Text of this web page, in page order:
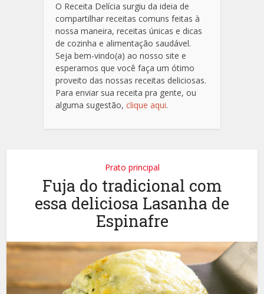
O Receita Delícia surgiu da ideia de
compartilhar receitas comuns feitas à
nossa maneira, receitas únicas e dicas
de cozinha e alimentação saudável.
Seja bem-vindo(a) ao nosso site e
esperamos que você faça um ótimo
proveito das nossas receitas deliciosas.
Para enviar sua receita pra gente, ou
alguma sugestão, clique aqui.
Prato principal
Fuja do tradicional com
essa deliciosa Lasanha de
Espinafre